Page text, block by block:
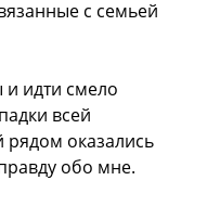
с семьей
и идти смело
всей
рядом оказались
обо мне.